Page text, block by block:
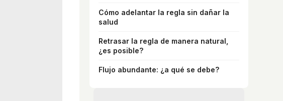
Cómo adelantar la regla sin dañar la
salud
Retrasar la regla de manera natural,
¿es posible?
Flujo abundante: ¿a qué se debe?